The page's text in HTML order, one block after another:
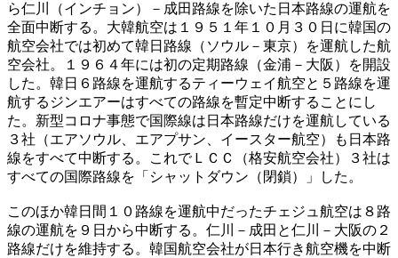
ら仁川（インチョン）－成田路線を除いた日本路線の運航を
全面中断する。大韓航空は１９５１年１０月３０日に韓国の
航空会社では初めて韓日路線（ソウル－東京）を運航した航
空会社。１９６４年には初の定期路線（金浦－大阪）を開設
した。韓日６路線を運航するティーウェイ航空と５路線を運
航するジンエアーはすべての路線を暫定中断することにし
た。新型コロナ事態で国際線は日本路線だけを運航している
３社（エアソウル、エアプサン、イースター航空）も日本路
線をすべて中断する。これでＬＣＣ（格安航空会社）３社は
すべての国際路線を「シャットダウン（閉鎖）」した。
このほか韓日間１０路線を運航中だったチェジュ航空は８路
線の運航を９日から中断する。仁川－成田と仁川－大阪の２
路線だけを維持する。韓国航空会社が日本行き航空機を中断